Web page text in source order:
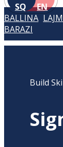
SQ EN
BALLINA
BARAZI
Build